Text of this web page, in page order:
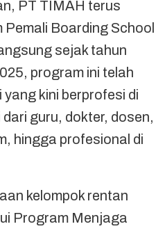
PT TIMAH terus
Boarding School
sejak tahun
program ini telah
yang kini berprofesi di
guru, dokter, dosen,
hingga profesional di
kelompok rentan
Program Menjaga